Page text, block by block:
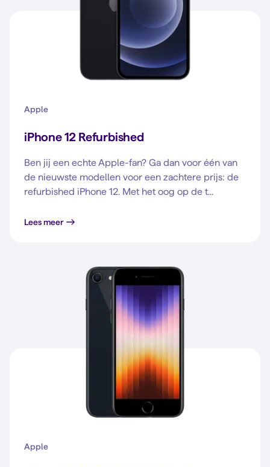
Apple
iPhone 12 Refurbished
Ben jij een echte Apple-fan? Ga dan voor één van
de nieuwste modellen voor een zachtere prijs: de
refurbished iPhone 12. Met het oog op de t...
Lees meer
Apple